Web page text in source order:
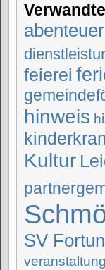
abenteuer
feierei
hinweis
Kultur
SV